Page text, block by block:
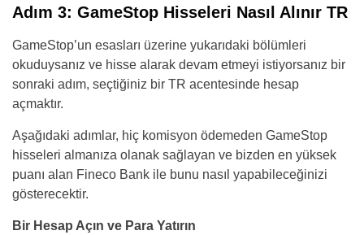
Adım 3: GameStop Hisseleri Nasıl Alınır TR
GameStop’un esasları üzerine yukarıdaki bölümleri
okuduysanız ve hisse alarak devam etmeyi istiyorsanız bir
sonraki adım, seçtiğiniz bir TR acentesinde hesap
açmaktır.
Aşağıdaki adımlar, hiç komisyon ödemeden GameStop
hisseleri almanıza olanak sağlayan ve bizden en yüksek
puanı alan Fineco Bank ile bunu nasıl yapabileceğinizi
gösterecektir.
Bir Hesap Açın ve Para Yatırın